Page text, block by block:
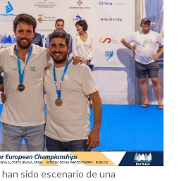
sido escenario de una